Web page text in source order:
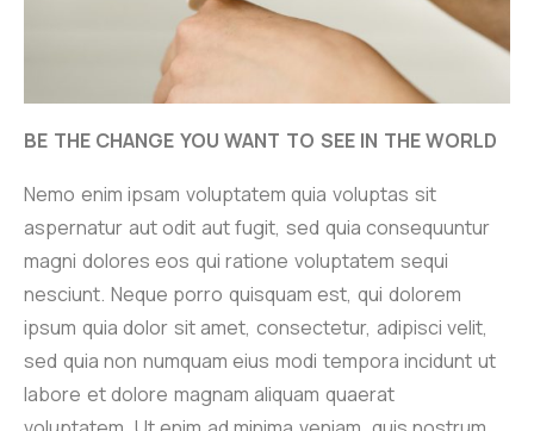
BE THE CHANGE YOU WANT TO SEE IN THE WORLD
Nemo enim ipsam voluptatem quia voluptas sit
aspernatur aut odit aut fugit, sed quia consequuntur
magni dolores eos qui ratione voluptatem sequi
nesciunt. Neque porro quisquam est, qui dolorem
ipsum quia dolor sit amet, consectetur, adipisci velit,
sed quia non numquam eius modi tempora incidunt ut
labore et dolore magnam aliquam quaerat